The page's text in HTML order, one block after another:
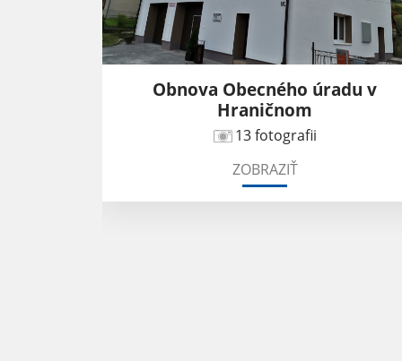
Športový deň obce